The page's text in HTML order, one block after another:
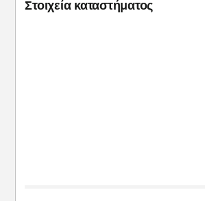
Στοιχεία καταστήματος